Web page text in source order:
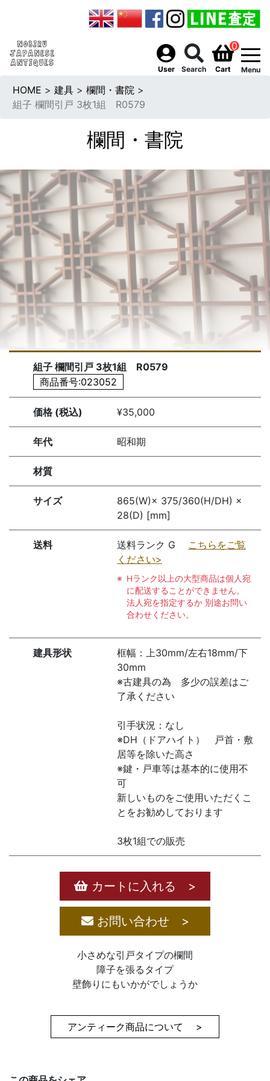
User Search
0
Cart Menu
HOME > 建具 > 欄間・書院 >
組子 欄間引戸 3枚1組 R0579
欄間・書院
組子 欄間引戸 3枚1組 R0579
商品番号:023052
価格 (税込) ¥35,000
年代 昭和期
材質
サイズ
865(W)× 375/360(H/DH) ×
28(D) [mm]
送料 送料ランク G こちらをご覧
ください>
Hランク以上の大型商品は個人宛
に配送することができません。
法人宛を指定するか 別途お問い
合わせください。
建具形状
框幅：上30mm/左右18mm/下
30mm
※古建具の為 多少の誤差はご
了承ください
引手状況：なし
※DH（ドアハイト） 戸首・敷
居等を除いた高さ
※鍵・戸車等は基本的に使用不
可
新しいものをご使用いただくこ
とをお勧めしております
3枚1組での販売
カートに入れる >
お問い合わせ >
小さめな引戸タイプの欄間
障子を張るタイプ
壁飾りにもいかがでしょうか
アンティーク商品について >